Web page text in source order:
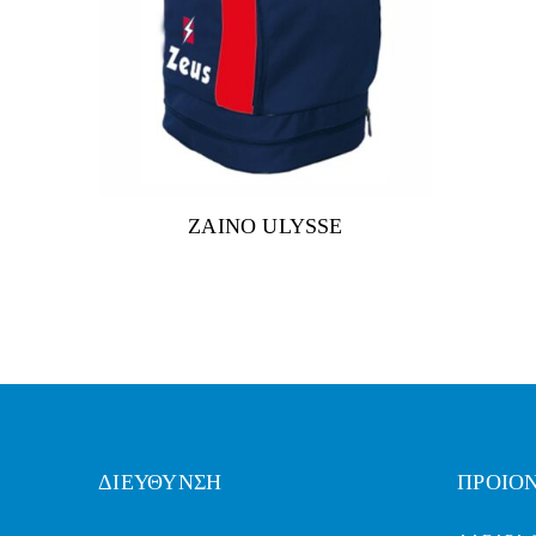
ZAINO ULYSSE
ΔΙΕΥΘΥΝΣΗ